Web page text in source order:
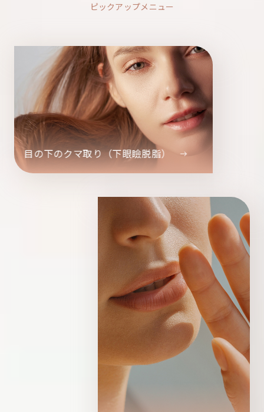
ピックアップメニュー
目の下のクマ取り（下眼瞼脱脂）